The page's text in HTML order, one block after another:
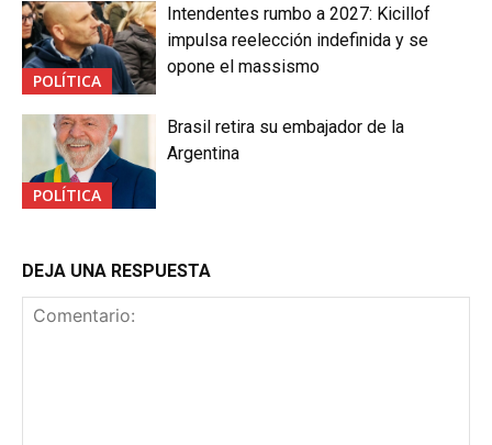
POLÍTICA
Intendentes rumbo a 2027: Kicillof
impulsa reelección indefinida y se
opone el massismo
POLÍTICA
Brasil retira su embajador de la
Argentina
DEJA UNA RESPUESTA